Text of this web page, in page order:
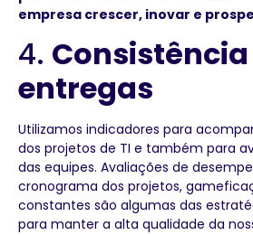
empresa crescer, inovar e
4.
entregas
Utilizamos indicadores para
dos projetos de TI e também para
das equipes. Avaliações de
cronograma dos projetos,
constantes são algumas das
para manter a alta qualidade da